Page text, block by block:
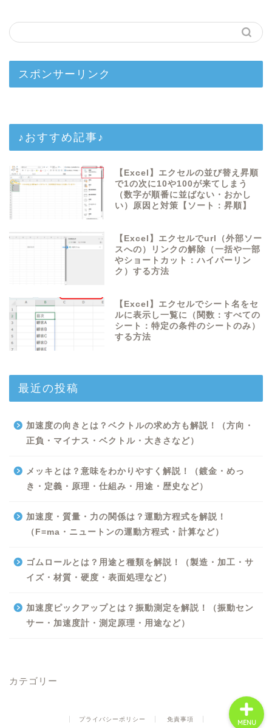
スポンサーリンク
♪おすすめ記事♪
【Excel】エクセルの並び替え昇順
で1の次に10や100が来てしまう
（数字が順番に並ばない・おかし
い）原因と対策【ソート：昇順】
【Excel】エクセルでurl（外部ソー
スへの）リンクの解除（一括や一部
やショートカット：ハイパーリン
ク）する方法
【Excel】エクセルでシート名をセ
ルに表示し一覧に（関数：すべての
シート：特定の条件のシートのみ）
する方法
最近の投稿
加速度の向きとは？ベクトルの求め方も解説！（方向・
正負・マイナス・ベクトル・大きさなど）
メッキとは？意味をわかりやすく解説！（鍍金・めっ
き・定義・原理・仕組み・用途・歴史など）
加速度・質量・力の関係は？運動方程式を解説！
（F=ma・ニュートンの運動方程式・計算など）
ゴムロールとは？用途と種類を解説！（製造・加工・サ
イズ・材質・硬度・表面処理など）
加速度ピックアップとは？振動測定を解説！（振動セン
サー・加速度計・測定原理・用途など）
カテゴリー
プライバシーポリシー 免責事項 MENU
WORD